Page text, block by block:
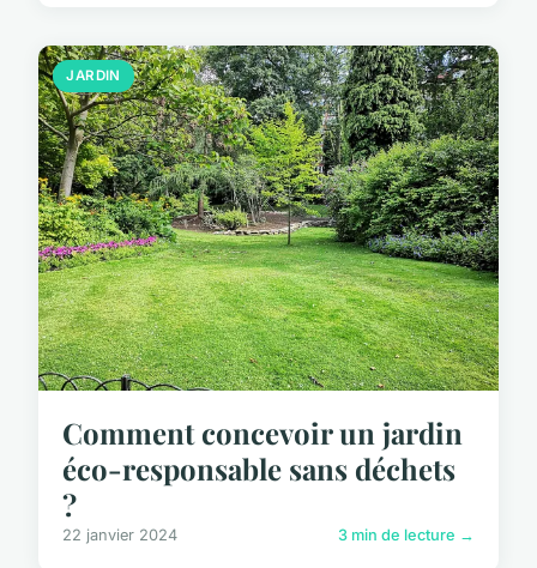
JARDIN
Comment concevoir un jardin
éco-responsable sans déchets
?
22 janvier 2024 3 min de lecture →